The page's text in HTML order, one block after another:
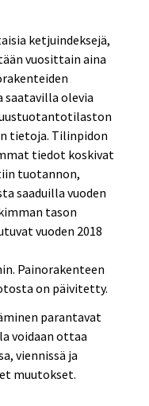
ketjuindeksejä,
vuosittain aina
saatavilla olevia
tietoja. Tilinpidon
tiedot koskivat
tuotannon,
saaduilla vuoden
tason
vuoden 2018
Painorakenteen
on päivitetty.
parantavat
voidaan ottaa
viennissä ja
muutokset.